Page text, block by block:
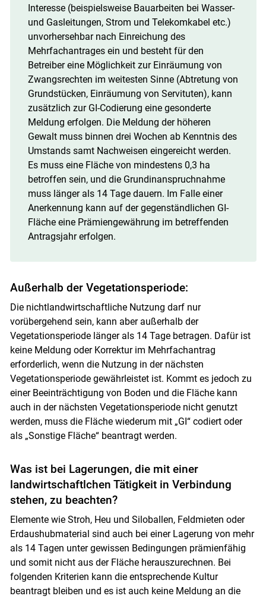
Interesse (beispielsweise Bauarbeiten bei Wasser­
und Gasleitungen, Strom­ und Telekomkabel etc.)
unvorhersehbar nach Einreichung des
Mehrfachantrages ein und besteht für den
Betreiber eine Möglichkeit zur Einräumung von
Zwangsrechten im weitesten Sinne (Abtretung von
Grundstücken, Einräumung von Servituten), kann
zusätzlich zur GI­-Codierung eine gesonderte
Meldung erfolgen. Die Meldung der höheren
Gewalt muss binnen drei Wochen ab Kenntnis des
Umstands samt Nachweisen eingereicht werden.
Es muss eine Fläche von mindestens 0,3 ha
betroffen sein, und die Grundinanspruchnahme
muss länger als 14 Tage dauern. Im Falle einer
Anerkennung kann auf der gegenständlichen GI­-
Fläche eine Prämiengewährung im betreffenden
Antragsjahr erfolgen.
Außerhalb der Vegetationsperiode:
Die nichtlandwirtschaftliche Nutzung darf nur
vorübergehend sein, kann aber außerhalb der
Vegetationsperiode länger als 14 Tage betragen. Dafür ist
keine Meldung oder Korrektur im Mehrfachantrag
erforderlich, wenn die Nutzung in der nächsten
Vegetationsperiode gewährleistet ist. Kommt es jedoch zu
einer Beeinträchtigung von Boden und die Fläche kann
auch in der nächsten Vegetationsperiode nicht genutzt
werden, muss die Fläche wiederum mit „GI“ codiert oder
als „Sonstige Fläche“ beantragt werden.
Was ist bei Lagerungen, die mit einer
landwirtschaftlchen Tätigkeit in Verbindung
stehen, zu beachten?
Elemente wie Stroh, Heu­ und Siloballen, Feldmieten oder
Erdaushubmaterial sind auch bei einer Lagerung von mehr
als 14 Tagen unter gewissen Bedingungen prämienfähig
und somit nicht aus der Fläche herauszurechnen. Bei
folgenden Kriterien kann die entsprechende Kultur
beantragt bleiben und es ist auch keine Meldung an die